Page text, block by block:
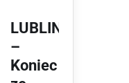
LUBLIN
–
Koniec